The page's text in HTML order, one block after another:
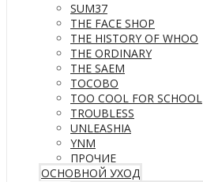
SUM37
THE FACE SHOP
THE HISTORY OF WHOO
THE ORDINARY
THE SAEM
TOCOBO
TOO COOL FOR SCHOOL
TROUBLESS
UNLEASHIA
YNM
ПРОЧИЕ
ОСНОВНОЙ УХОД